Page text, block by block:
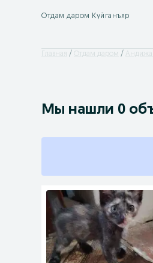
Отдам даром Куйганъяр
Главная Отдам даром
Мы нашли 0